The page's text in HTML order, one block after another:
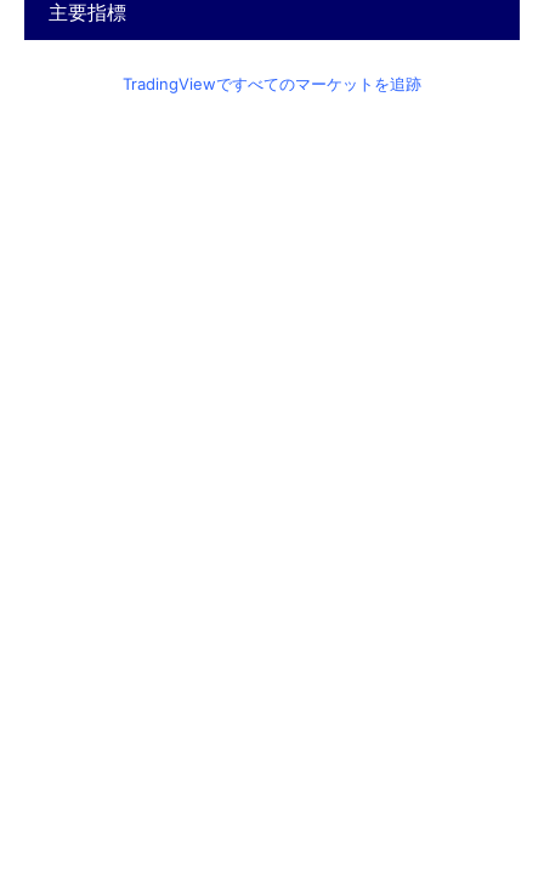
主要指標
TradingViewですべてのマーケットを追跡